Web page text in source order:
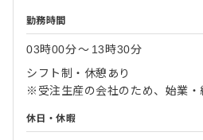
勤務時間
03時00分〜 13時30分
シフト制・休憩あり
※受注生産の会社のため、始業・
休日・休暇